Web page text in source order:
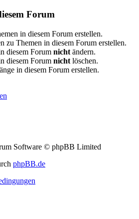
Forum
in diesem Forum erstellen.
zu Themen in diesem Forum erstellen.
diesem Forum nicht ändern.
diesem Forum nicht löschen.
in diesem Forum erstellen.
Software © phpBB Limited
phpBB.de